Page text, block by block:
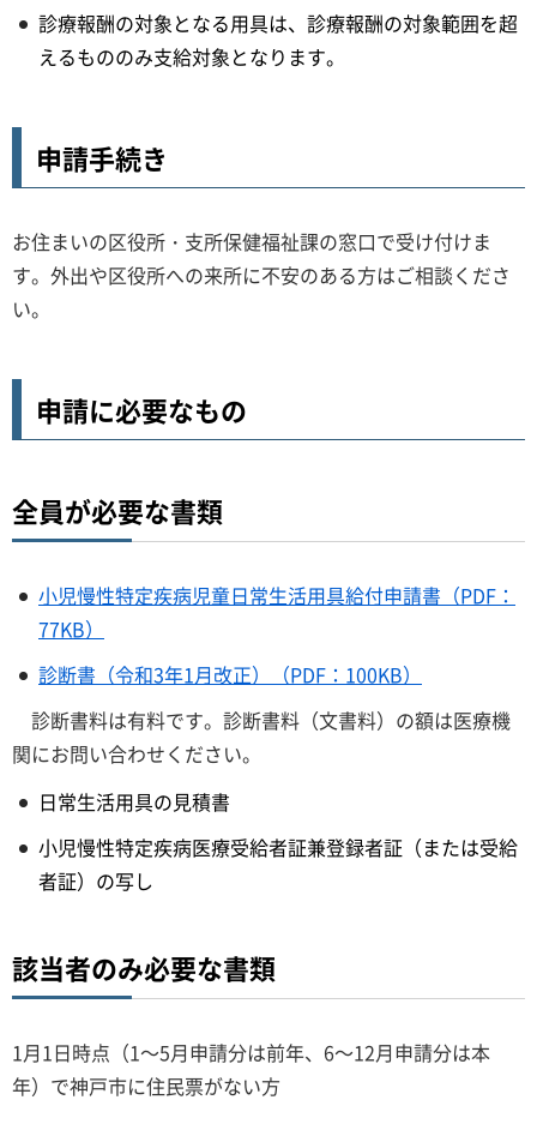
診療報酬の対象となる用具は、診療報酬の対象範囲を超
えるもののみ支給対象となります。
申請手続き
お住まいの区役所・支所保健福祉課の窓口で受け付けま
す。外出や区役所への来所に不安のある方はご相談くださ
い。
申請に必要なもの
全員が必要な書類
小児慢性特定疾病児童日常生活用具給付申請書（PDF：
77KB）
診断書（令和3年1月改正）（PDF：100KB）
診断書料は有料です。診断書料（文書料）の額は医療機
関にお問い合わせください。
日常生活用具の見積書
小児慢性特定疾病医療受給者証兼登録者証（または受給
者証）の写し
該当者のみ必要な書類
1月1日時点（1～5月申請分は前年、6～12月申請分は本
年）で神戸市に住民票がない方